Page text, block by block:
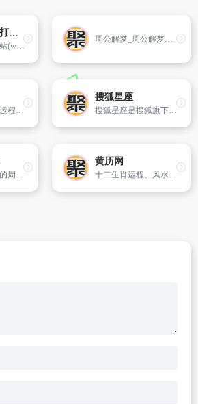
1518姓名测试打分_名字测试打分_免费测名字打分
1518姓名测试网站(www.1518.com)提供免费姓名测试打分、名字测试打分等服务。
星座屋专业星座运程预测网,提供星座、个性、开运方法、运势、配对、解梦以及心理测试、血型、生肖、塔罗牌、算命、风水等星相命理信息。
搜狐星座
搜狐星座是搜狐旗下的星座资讯平台,专注于提供星座查询、配对、运势、日期、性格分析、新闻资讯,呈现专业与趣味为一体的星座内容
八字顾问网专业的周易生辰八字算命网,提供八字命理咨询、人生规划指导、在线周易算命,通过生辰八字配对查询、八字合婚、八字取名字、八字起名、五行查询、八字测算等,是算命准的网站之一。根据八字神煞、阴阳五行、天干地支、十神、格局等八字算命。
黄历网
十二生肖运程、风水学，命相学、节气查询，节日查询等还有中国传统文化习俗，老黄历致力于做中国国内最实用，最方便，最准确的黄历查询